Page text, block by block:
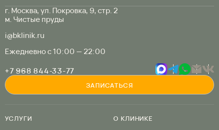
г. Москва, ул. Покровка, 9, стр. 2
м. Чистые пруды
i@bklinik.ru
Ежедневно с 10:00 — 22:00
+7 968 844-33-77
ЗАПИСАТЬСЯ
УСЛУГИ О КЛИНИКЕ